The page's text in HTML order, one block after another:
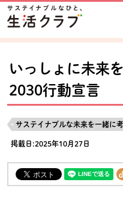
ページの先頭です。
本文へジャンプする。
ここからサイト内共通メニ
サイト内共通メニューをス
サイト内共通メニューここ
いっしょに未来
2030行動宣言
サステイナブルな未来を一緒に
掲載日:2025年10月27日